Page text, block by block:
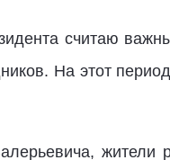
считаю
На этот
жители